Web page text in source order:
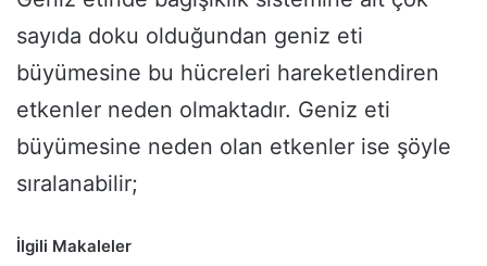
sayıda doku olduğundan geniz eti
büyümesine bu hücreleri hareketlendiren
etkenler neden olmaktadır. Geniz eti
büyümesine neden olan etkenler ise şöyle
sıralanabilir;
İlgili Makaleler